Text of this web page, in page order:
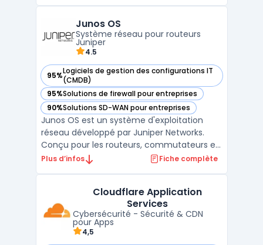
protection complète pour les réseaux, le
cloud, et les appa ...
Junos OS
Système réseau pour routeurs
Juniper
4.5
95%Logiciels de gestion des configurations IT
(CMDB)
— voir Junos OS dans cette catégorie
95%Solutions de firewall pour entreprises
— voir Junos OS dans cette catégorie
90%Solutions SD-WAN pour entreprises
— voir Junos OS dans cette catégorie
Junos OS est un système d'exploitation
réseau développé par Juniper Networks.
Conçu pour les routeurs, commutateurs et
pare-feu de la marque, il repose sur une
FreeBSD, il offre un environnement robuste
et une programma ...
Plus d’infos Fiche complète
Cloudflare Application
Services
Cybersécurité - Sécurité & CDN
pour Apps
4,5